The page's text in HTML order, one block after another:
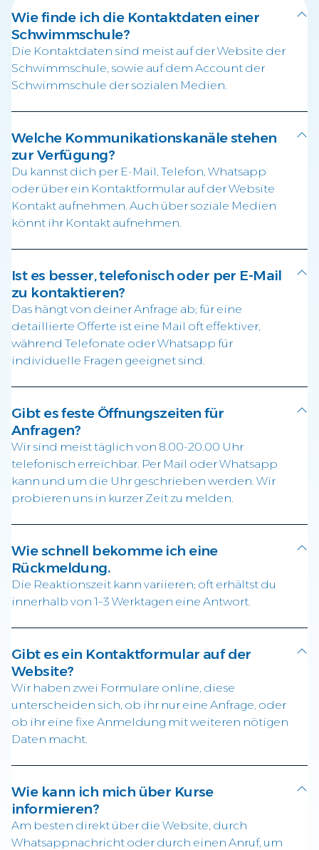
Wie finde ich die Kontaktdaten einer
Schwimmschule?
Die Kontaktdaten sind meist auf der Website der
Schwimmschule, sowie auf dem Account der
Schwimmschule der sozialen Medien.
Welche Kommunikationskanäle stehen
zur Verfügung?
Du kannst dich per E-Mail, Telefon, Whatsapp
oder über ein Kontaktformular auf der Website
Kontakt aufnehmen. Auch über soziale Medien
könnt ihr Kontakt aufnehmen.
Ist es besser, telefonisch oder per E-Mail
zu kontaktieren?
Das hängt von deiner Anfrage ab; für eine
detaillierte Offerte ist eine Mail oft effektiver,
während Telefonate oder Whatsapp für
individuelle Fragen geeignet sind.
Gibt es feste Öffnungszeiten für
Anfragen?
Wir sind meist täglich von 8.00-20.00 Uhr
telefonisch erreichbar. Per Mail oder Whatsapp
kann und um die Uhr geschrieben werden. Wir
probieren uns in kurzer Zeit zu melden.
Wie schnell bekomme ich eine
Rückmeldung.
Die Reaktionszeit kann variieren; oft erhältst du
innerhalb von 1–3 Werktagen eine Antwort.
Gibt es ein Kontaktformular auf der
Website?
Wir haben zwei Formulare online, diese
unterscheiden sich, ob ihr nur eine Anfrage, oder
ob ihr eine fixe Anmeldung mit weiteren nötigen
Daten macht.
Wie kann ich mich über Kurse
informieren?
Am besten direkt über die Website, durch
Whatsappnachricht oder durch einen Anruf, um